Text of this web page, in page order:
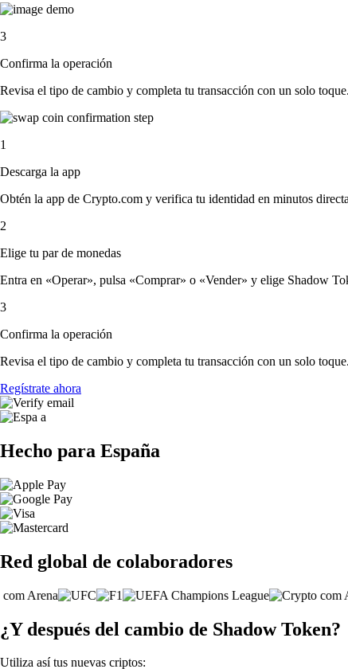
3
Confirma la operación
Revisa el tipo de cambio y completa tu transacción con un solo toque.
1
Descarga la app
Obtén la app de Crypto.com y verifica tu identidad en minutos
2
Elige tu par de monedas
Entra en «Operar», pulsa «Comprar» o «Vender» y elige Shadow
3
Confirma la operación
Revisa el tipo de cambio y completa tu transacción con un solo toque.
Regístrate ahora
Hecho para España
Red global de colaboradores
¿Y después del cambio de Shadow Token?
Utiliza así tus nuevas criptos: